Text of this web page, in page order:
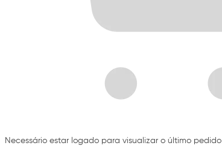
Necessário estar logado para visualizar o último pedido